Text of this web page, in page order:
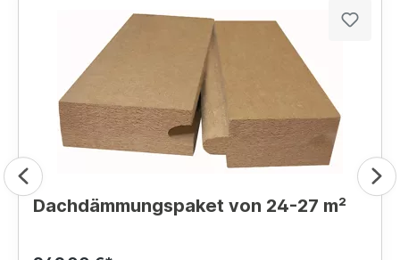
Dachdämmungspaket von 24-27 m²